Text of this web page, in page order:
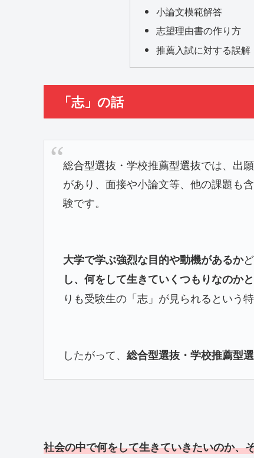
小論文模範解答
志望理由書の作り方
推薦入試に対する誤解
「志」の話
総合型選抜・学校推薦型選抜では、出
があり、面接や小論文等、他の課題も
験です。
大学で学ぶ強烈な目的や動機があるか
し、何をして生きていくつもりなのか
りも受験生の「志」が見られるという特
したがって、総合型選抜・学校推薦型
社会の中で何をして生きていきたいのか、